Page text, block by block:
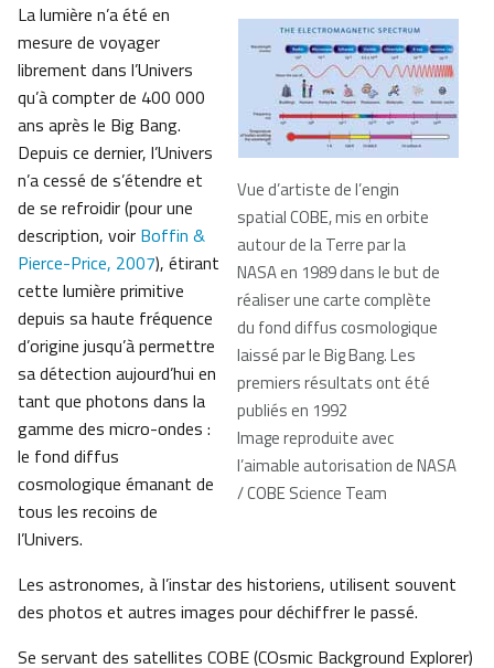
Vue d’artiste de l’engin
spatial COBE, mis en orbite
autour de la Terre par la
NASA en 1989 dans le but de
réaliser une carte complète
du fond diffus cosmologique
laissé par le Big Bang. Les
premiers résultats ont été
publiés en 1992
Image reproduite avec
l’aimable autorisation de NASA
/ COBE Science Team
La lumière n’a été en
mesure de voyager
librement dans l’Univers
qu’à compter de 400 000
ans après le Big Bang.
Depuis ce dernier, l’Univers
n’a cessé de s’étendre et
de se refroidir (pour une
description, voir Boffin &
Pierce-Price, 2007), étirant
cette lumière primitive
depuis sa haute fréquence
d’origine jusqu’à permettre
sa détection aujourd’hui en
tant que photons dans la
gamme des micro-ondes :
le fond diffus
cosmologique émanant de
tous les recoins de
l’Univers.
Les astronomes, à l’instar des historiens, utilisent souvent
des photos et autres images pour déchiffrer le passé.
Se servant des satellites COBE (COsmic Background Explorer)